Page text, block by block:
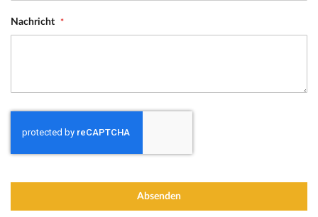
Nachricht
Absenden